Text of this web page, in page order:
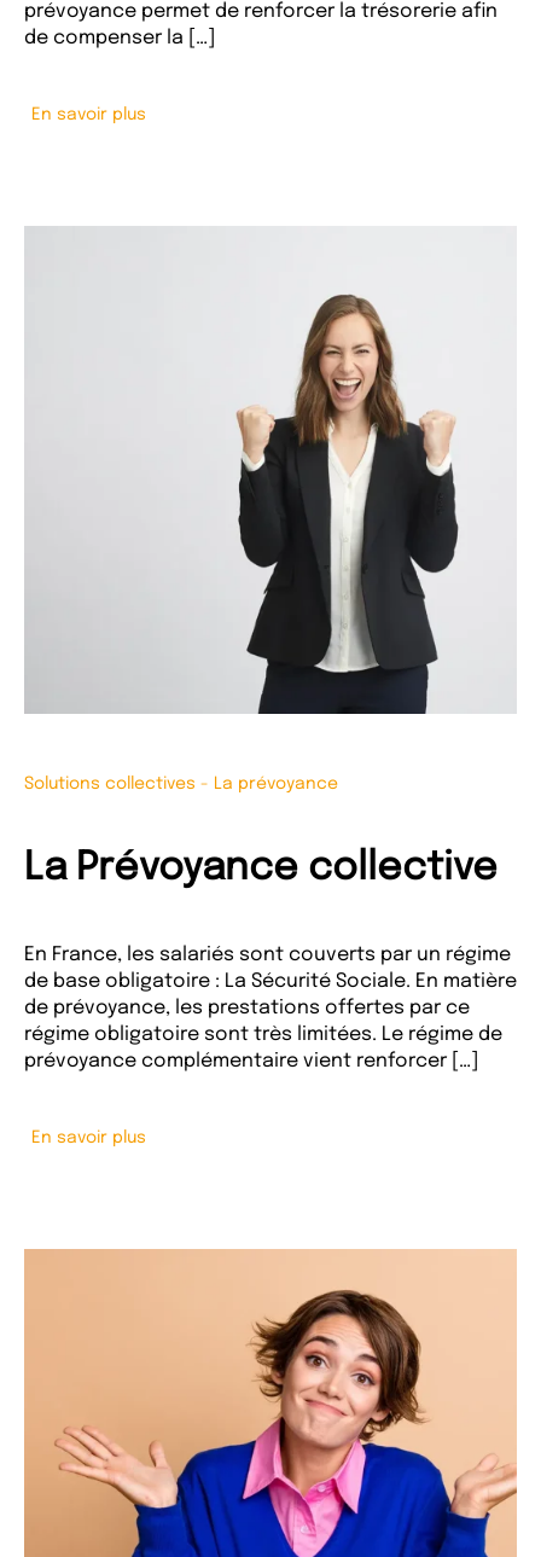
prévoyance permet de renforcer la trésorerie afin
de compenser la […]
En savoir plus
Solutions collectives - La prévoyance
La Prévoyance collective
En France, les salariés sont couverts par un régime
de base obligatoire : La Sécurité Sociale. En matière
de prévoyance, les prestations offertes par ce
régime obligatoire sont très limitées. Le régime de
prévoyance complémentaire vient renforcer […]
En savoir plus